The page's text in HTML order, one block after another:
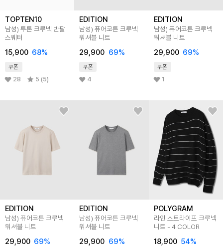
TOPTEN10
남성) 투톤 크루넥 반팔
스웨터
15,900 68%
쿠폰
28 5 (5)
EDITION
남성) 퓨어코튼 크루넥
워셔블 니트
29,900 69%
쿠폰
4
EDITION
남성) 퓨어코튼 크루넥
워셔블 니트
29,900 69%
쿠폰
1
EDITION
남성) 퓨어코튼 크루넥
워셔블 니트
29,900 69%
EDITION
남성) 퓨어코튼 크루넥
워셔블 니트
29,900 69%
POLYGRAM
라인 스트라이프 크루넥
니트 - 4 COLOR
18,900 54%